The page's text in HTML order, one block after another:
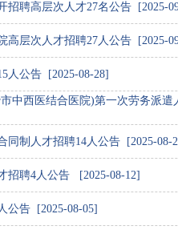
招聘高层次人才27名公告 [2025-
高层次人才招聘27人公告 [2025-
人公告 [2025-08-28]
中西医结合医院)第一次劳务派
同制人才招聘14人公告 [2025-08-
招聘4人公告 [2025-08-12]
公告 [2025-08-05]